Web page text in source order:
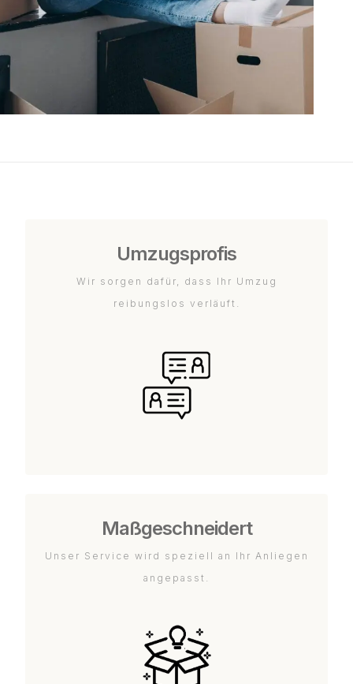
Umzugsprofis
Wir sorgen dafür, dass Ihr Umzug
reibungslos verläuft.
Maßgeschneidert
Unser Service wird speziell an Ihr Anliegen
angepasst.